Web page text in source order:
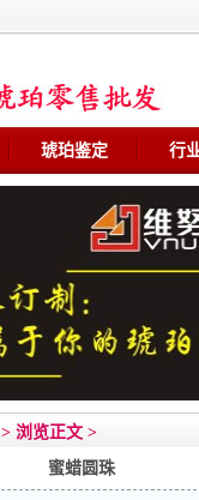
琥珀鉴定 行
> 浏览正文 >
蜜蜡圆珠